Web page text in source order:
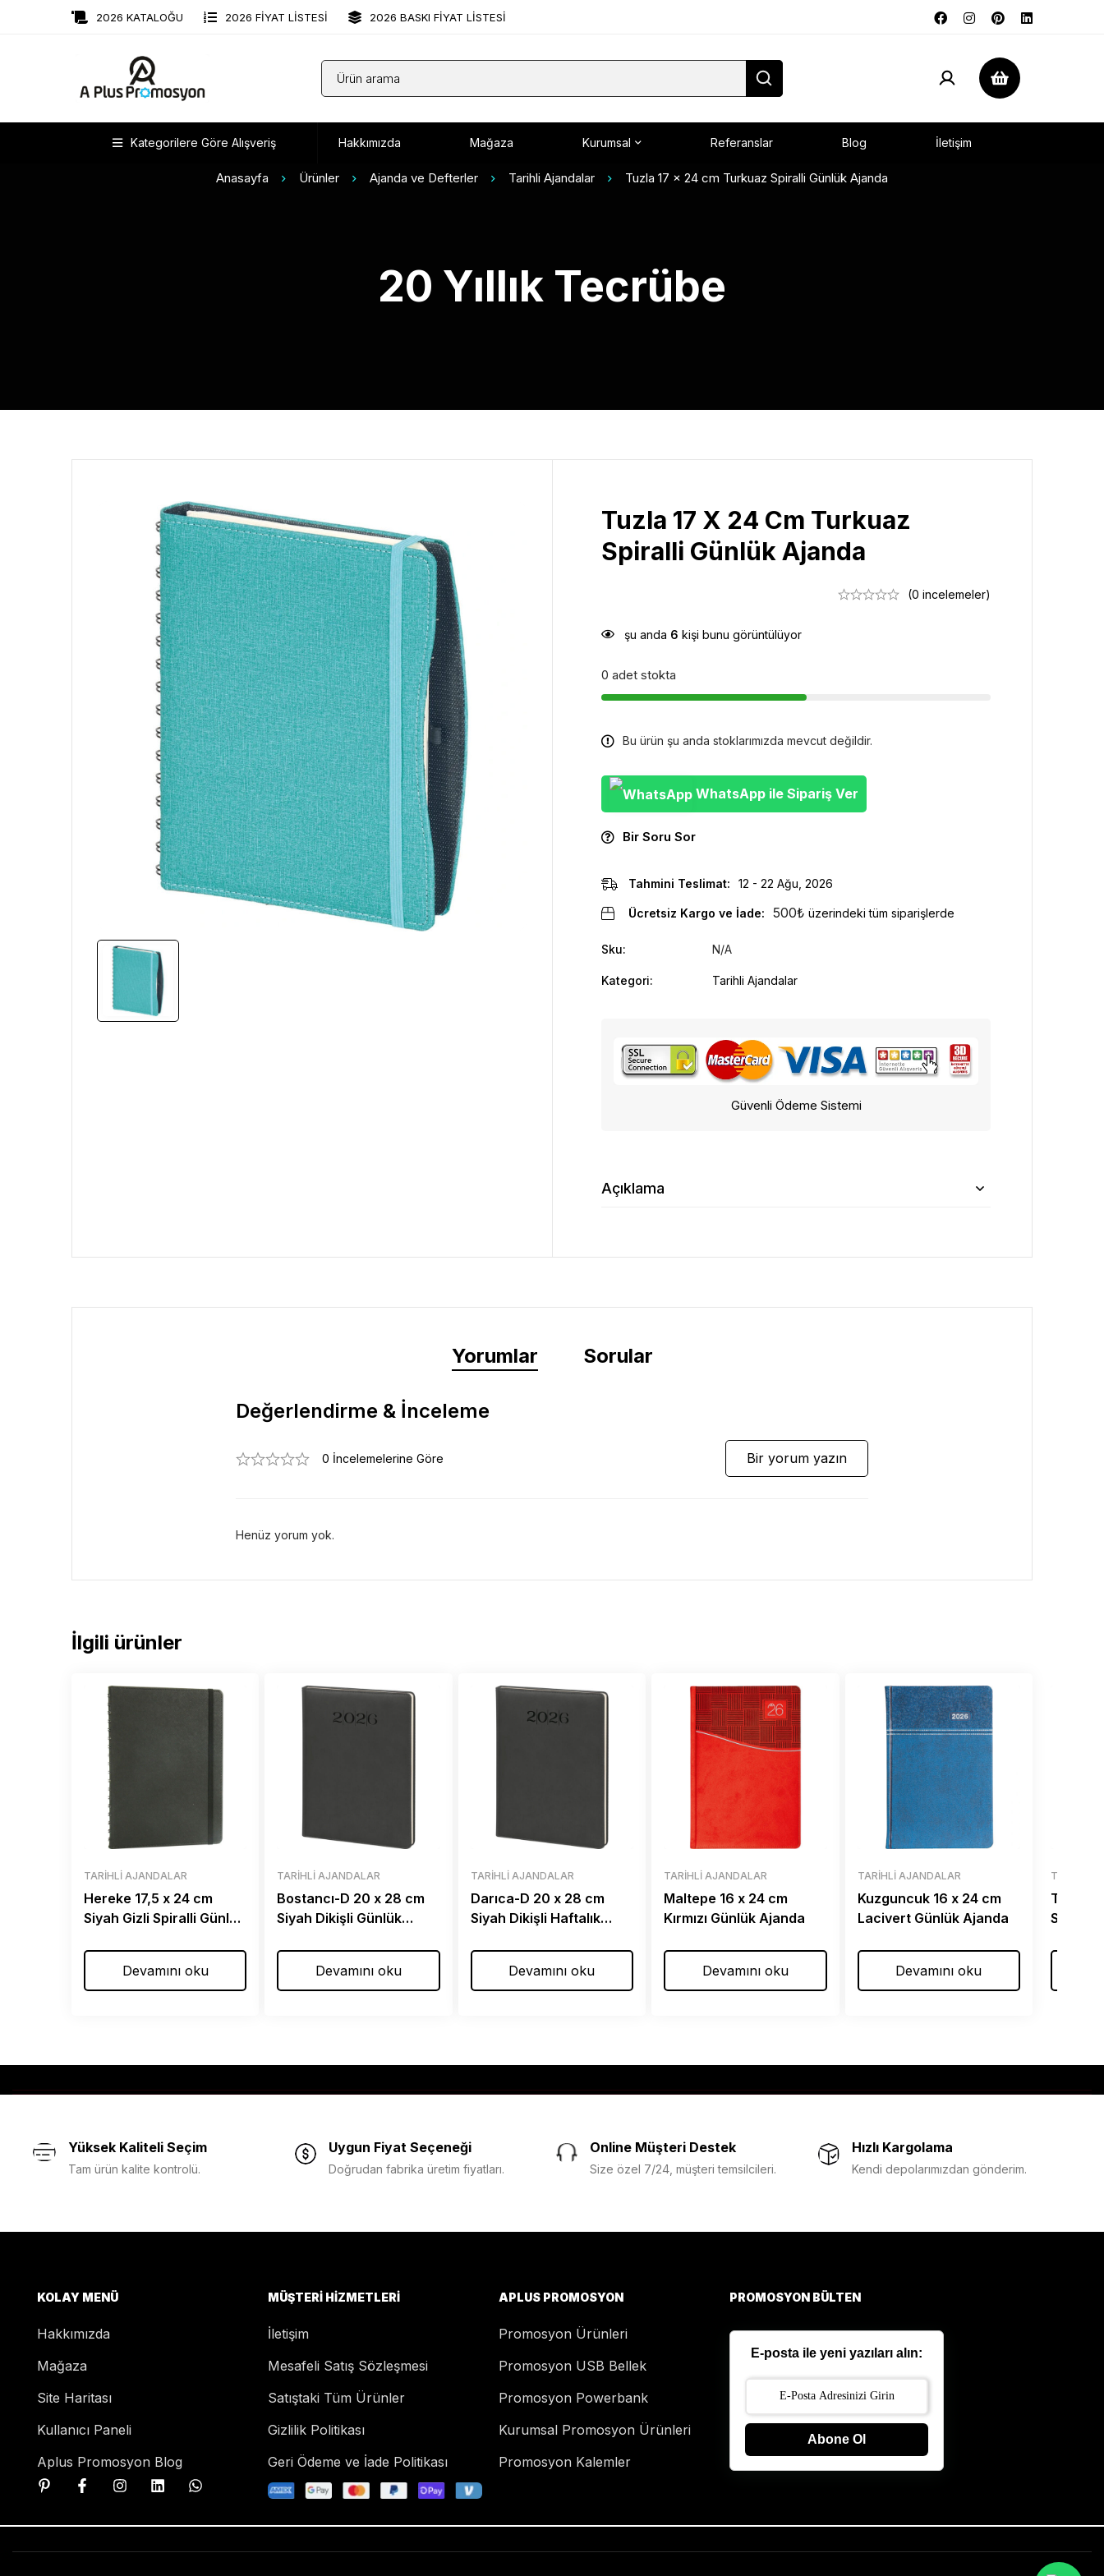
2026 KATALOĞU 2026 FİYAT LİSTESİ 2026 BASKI FİYAT LİSTESİ
Kategorilere Göre Alışveriş Hakkımızda Mağaza Kurumsal Referanslar Blog İletişim
Anasayfa Ürünler Ajanda ve Defterler Tarihli Ajandalar Tuzla 17 x 24 cm Turkuaz Spiralli Günlük Ajanda
20 Yıllık Tecrübe
Tuzla 17 X 24 Cm Turkuaz
Spiralli Günlük Ajanda
(0 incelemeler)
şu anda 6 kişi bunu görüntülüyor
0 adet stokta
Bu ürün şu anda stoklarımızda mevcut değildir.
WhatsApp ile Sipariş Ver
Bir Soru Sor
Tahmini Teslimat: 12 - 22 Ağu, 2026
Ücretsiz Kargo ve İade: 500₺ üzerindeki tüm siparişlerde
Sku: N/A
Kategori: Tarihli Ajandalar
Güvenli Ödeme Sistemi
Açıklama
Yorumlar Sorular
Değerlendirme & İnceleme
0 İncelemelerine Göre Bir yorum yazın
Henüz yorum yok.
İlgili ürünler
TARIHLI AJANDALAR
Hereke 17,5 x 24 cm
Siyah Gizli Spiralli Günlük
Devamını oku
TARIHLI AJANDALAR
Bostancı-D 20 x 28 cm
Siyah Dikişli Günlük
Devamını oku
TARIHLI AJANDALAR
Darıca-D 20 x 28 cm
Siyah Dikişli Haftalık
Devamını oku
TARIHLI AJANDALAR
Maltepe 16 x 24 cm
Kırmızı Günlük Ajanda
Devamını oku
TARIHLI AJANDALAR
Kuzguncuk 16 x 24 cm
Lacivert Günlük Ajanda
Devamını oku
TARIHLI
Tuzla
Spiralli
Yüksek Kaliteli Seçim
Tam ürün kalite kontrolü.
Uygun Fiyat Seçeneği
Doğrudan fabrika üretim fiyatları.
Online Müşteri Destek
Size özel 7/24, müşteri temsilcileri.
Hızlı Kargolama
Kendi depolarımızdan gönderim.
KOLAY MENÜ
Hakkımızda
Mağaza
Site Haritası
Kullanıcı Paneli
Aplus Promosyon Blog
MÜŞTERI HIZMETLERI
İletişim
Mesafeli Satış Sözleşmesi
Satıştaki Tüm Ürünler
Gizlilik Politikası
Geri Ödeme ve İade Politikası
APLUS PROMOSYON
Promosyon Ürünleri
Promosyon USB Bellek
Promosyon Powerbank
Kurumsal Promosyon Ürünleri
Promosyon Kalemler
PROMOSYON BÜLTEN
E-posta ile yeni yazıları alın:
Abone Ol